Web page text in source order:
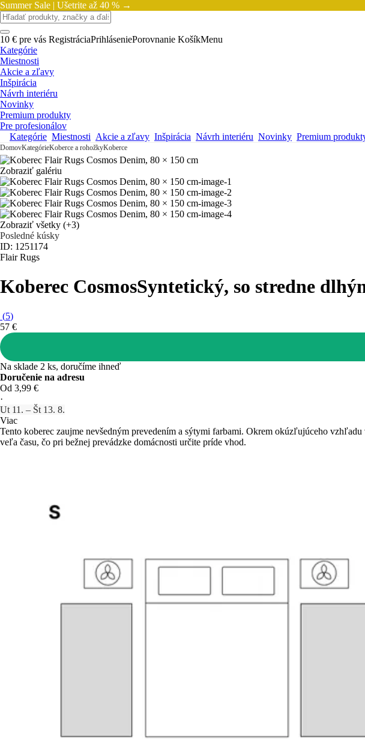
Summer Sale | Ušetrite až 40 % →
10 € pre vás RegistráciaPrihláseniePorovnanie KošíkMenu
Kategórie
Miestnosti
Akcie a zľavy
Inšpirácia
Návrh interiéru
Novinky
Premium produkty
Pre profesionálov
Kategórie Miestnosti Akcie a zľavy Inšpirácia Návrh interiéru Novinky Premium
DomovKategórieKoberce a rohožkyKoberce
Zobraziť galériu
Zobraziť všetky (+3)
Posledné kúsky
ID: 1251174
Flair Rugs
Koberec CosmosSyntetický, so stredne
(5)
57 €
Na sklade 2 ks, doručíme ihneď
Doručenie na adresu
Od 3,99 €
·
Ut 11. – Št 13. 8.
Viac
Tento koberec zaujme nevšedným prevedením a sýtymi farbami. Okrem okúzľujúceho
veľa času, čo pri bežnej prevádzke domácnosti určite príde vhod.